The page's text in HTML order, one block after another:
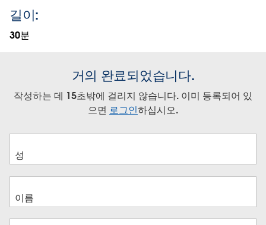
길이:
30분
거의 완료되었습니다.
작성하는 데 15초밖에 걸리지 않습니다. 이미 등록되어 있
으면 로그인하십시오.